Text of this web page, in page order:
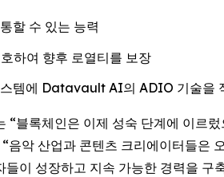
할 수 있는 능력
하여 향후 로열티를 보장
템에 Datavault AI의 ADIO 기술을
블록체인은 이제 성숙 단계에 이르
음악 산업과 콘텐츠 크리에이터들은
이 성장하고 지속 가능한 경력을 구